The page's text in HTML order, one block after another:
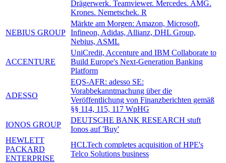
Drägerwerk. Teamviewer. Mercedes. AMG.
Krones. Nemetschek. R
NEBIUS GROUP
Märkte am Morgen: Amazon, Microsoft,
Infineon, Adidas, Allianz, DHL Group,
Nebius, ASML
ACCENTURE
UniCredit, Accenture and IBM Collaborate to
Build Europe's Next-Generation Banking
Platform
ADESSO
EQS-AFR: adesso SE:
Vorabbekanntmachung über die
Veröffentlichung von Finanzberichten gemäß
§§ 114, 115, 117 WpHG
IONOS GROUP
DEUTSCHE BANK RESEARCH stuft
Ionos auf 'Buy'
HEWLETT
PACKARD
ENTERPRISE
HCLTech completes acquisition of HPE's
Telco Solutions business